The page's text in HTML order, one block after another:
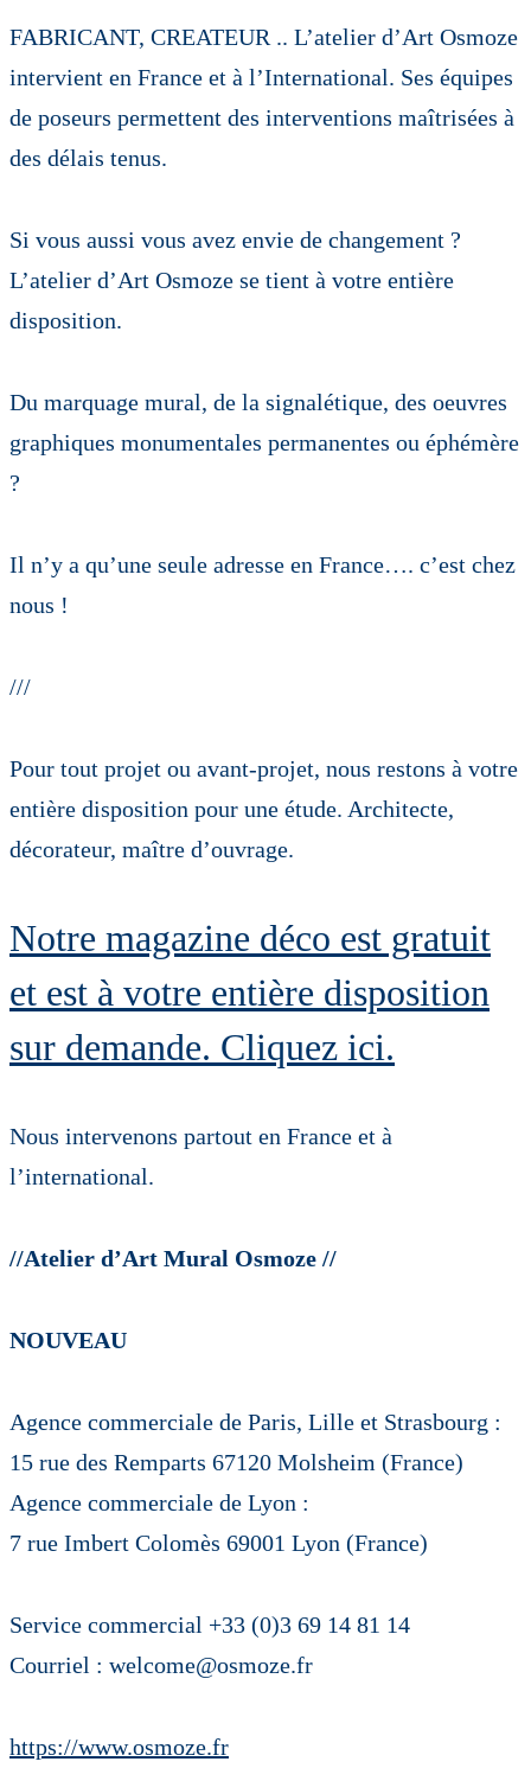
FABRICANT, CREATEUR .. L’atelier d’Art Osmoze
intervient en France et à l’International. Ses équipes
de poseurs permettent des interventions maîtrisées à
des délais tenus.
Si vous aussi vous avez envie de changement ?
L’atelier d’Art Osmoze se tient à votre entière
disposition.
Du marquage mural, de la signalétique, des oeuvres
graphiques monumentales permanentes ou éphémère
?
Il n’y a qu’une seule adresse en France…. c’est chez
nous !
///
Pour tout projet ou avant-projet, nous restons à votre
entière disposition pour une étude. Architecte,
décorateur, maître d’ouvrage.
Notre magazine déco est gratuit
et est à votre entière disposition
sur demande. Cliquez ici.
Nous intervenons partout en France et à
l’international.
//Atelier d’Art Mural Osmoze //
NOUVEAU
Agence commerciale de Paris, Lille et Strasbourg :
15 rue des Remparts 67120 Molsheim (France)
Agence commerciale de Lyon :
7 rue Imbert Colomès 69001 Lyon (France)
Service commercial +33 (0)3 69 14 81 14
Courriel : welcome@osmoze.fr
https://www.osmoze.fr